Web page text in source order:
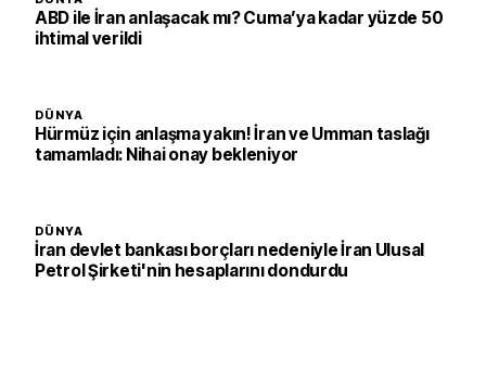
ABD ile İran anlaşacak mı? Cuma’ya kadar yüzde 50
ihtimal verildi
DÜNYA
Hürmüz için anlaşma yakın! İran ve Umman taslağı
tamamladı: Nihai onay bekleniyor
DÜNYA
İran devlet bankası borçları nedeniyle İran Ulusal
Petrol Şirketi'nin hesaplarını dondurdu